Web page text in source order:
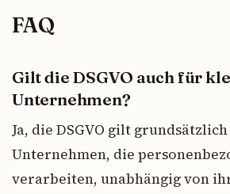
FAQ
Gilt die DSGVO auch für
Unternehmen?
Ja, die DSGVO gilt
Unternehmen, die
verarbeiten, unabhängig von